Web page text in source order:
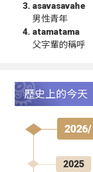
asavasavahe
男性青年
atamatama
父字輩的稱呼
歷史上的今天
2025